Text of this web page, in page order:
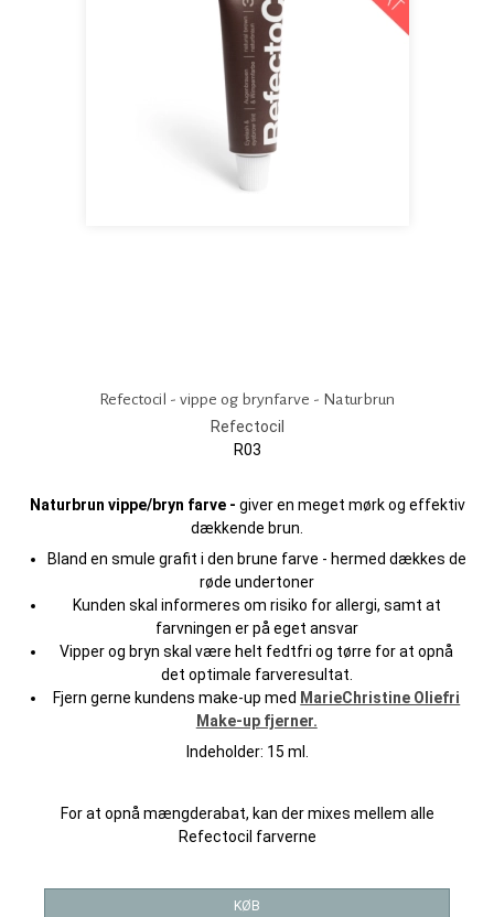
Refectocil - vippe og brynfarve - Naturbrun
Refectocil
R03
Naturbrun vippe/bryn farve - giver en meget mørk og effektiv
dækkende brun.
Bland en smule grafit i den brune farve - hermed dækkes de
røde undertoner
Kunden skal informeres om risiko for allergi, samt at
farvningen er på eget ansvar
Vipper og bryn skal være helt fedtfri og tørre for at opnå
det optimale farveresultat.
Fjern gerne kundens make-up med MarieChristine Oliefri
Make-up fjerner.
Indeholder: 15 ml.
For at opnå mængderabat, kan der mixes mellem alle
Refectocil farverne
KØB